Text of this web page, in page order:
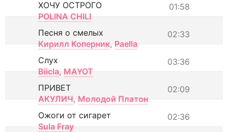
01:58
ХОЧУ ОСТРОГО
POLINA CHILI
02:33
Песня о смелых
Кирилл Коперник, Paella
03:36
Слух
Biicla, MAYOT
02:09
ПРИВЕТ
АКУЛИЧ, Молодой Платон
02:36
Ожоги от сигарет
Sula Fray